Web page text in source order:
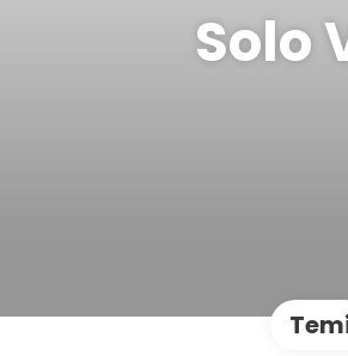
Solo